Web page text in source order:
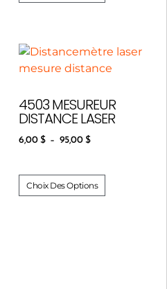
4503 MESUREUR
DISTANCE LASER
6,00 $ – 95,00 $
Choix Des Options